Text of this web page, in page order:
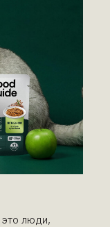
люди,